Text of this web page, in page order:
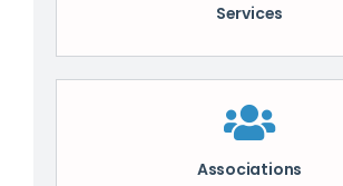
Services
Associations